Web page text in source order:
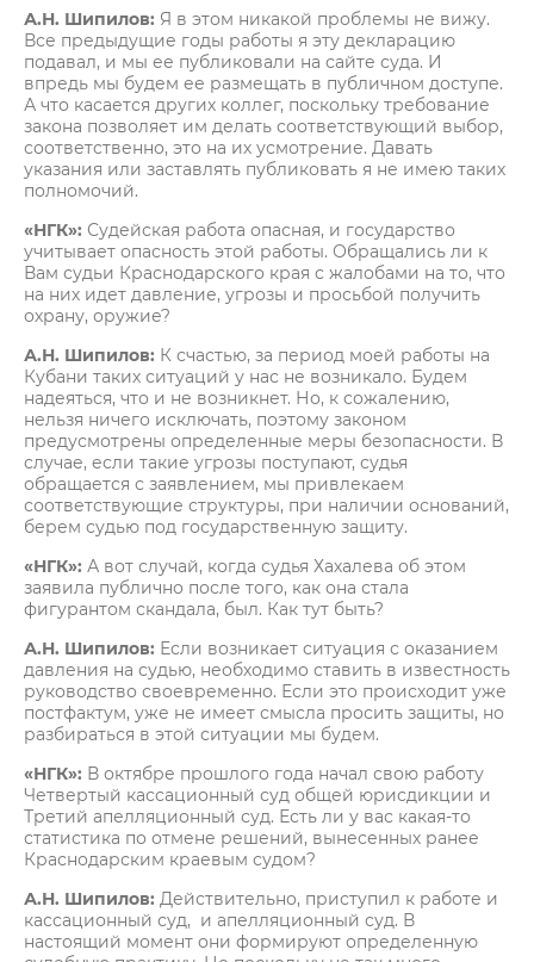
А.Н. Шипилов: Я в этом никакой проблемы не вижу.
Все предыдущие годы работы я эту декларацию
подавал, и мы ее публиковали на сайте суда. И
впредь мы будем ее размещать в публичном доступе.
А что касается других коллег, поскольку требование
закона позволяет им делать соответствующий выбор,
соответственно, это на их усмотрение. Давать
указания или заставлять публиковать я не имею таких
полномочий.
«НГК»: Судейская работа опасная, и государство
учитывает опасность этой работы. Обращались ли к
Вам судьи Краснодарского края с жалобами на то, что
на них идет давление, угрозы и просьбой получить
охрану, оружие?
А.Н. Шипилов: К счастью, за период моей работы на
Кубани таких ситуаций у нас не возникало. Будем
надеяться, что и не возникнет. Но, к сожалению,
нельзя ничего исключать, поэтому законом
предусмотрены определенные меры безопасности. В
случае, если такие угрозы поступают, судья
обращается с заявлением, мы привлекаем
соответствующие структуры, при наличии оснований,
берем судью под государственную защиту.
«НГК»: А вот случай, когда судья Хахалева об этом
заявила публично после того, как она стала
фигурантом скандала, был. Как тут быть?
А.Н. Шипилов: Если возникает ситуация с оказанием
давления на судью, необходимо ставить в известность
руководство своевременно. Если это происходит уже
постфактум, уже не имеет смысла просить защиты, но
разбираться в этой ситуации мы будем.
«НГК»: В октябре прошлого года начал свою работу
Четвертый кассационный суд общей юрисдикции и
Третий апелляционный суд. Есть ли у вас какая-то
статистика по отмене решений, вынесенных ранее
Краснодарским краевым судом?
А.Н. Шипилов: Действительно, приступил к работе и
кассационный суд, и апелляционный суд. В
настоящий момент они формируют определенную